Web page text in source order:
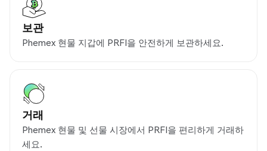
보관
Phemex 현물 지갑에 PRFI을 안전하게 보관하세요.
거래
Phemex 현물 및 선물 시장에서 PRFI을 편리하게 거래하
세요.